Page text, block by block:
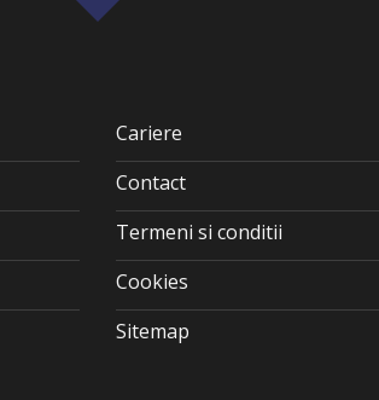
Cariere
Contact
Termeni si conditii
Cookies
Sitemap